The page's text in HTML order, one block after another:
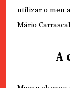
utilizar o meu
Mário
A